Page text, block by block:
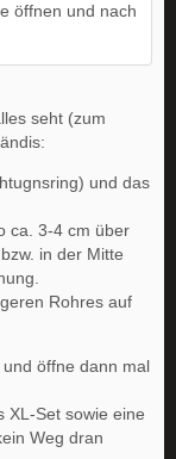
öffnen und nach
seht (zum
und das
ca. 3-4 cm über
in der Mitte
Rohres auf
öffne dann mal
XL-Set sowie eine
Weg dran